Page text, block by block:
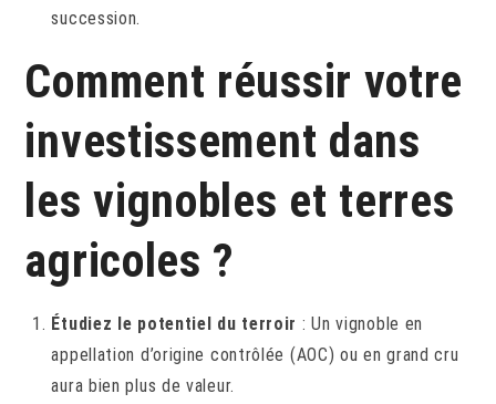
succession.
Comment réussir votre
investissement dans
les vignobles et terres
agricoles ?
Étudiez le potentiel du terroir : Un vignoble en
appellation d’origine contrôlée (AOC) ou en grand cru
aura bien plus de valeur.